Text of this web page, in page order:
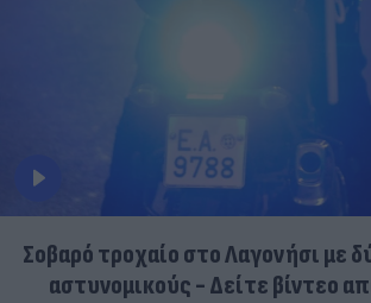
Σοβαρό τροχαίο στο Λαγονήσι με
αστυνομικούς - Δείτε βίντεο